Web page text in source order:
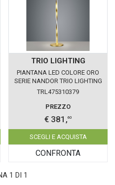
TRIO LIGHTING
PIANTANA LED COLORE ORO
SERIE NANDOR TRIO LIGHTING
475310379
TRL475310379
PREZZO
€ 381,60
SCEGLI E ACQUISTA
CONFRONTA
1 DI 1